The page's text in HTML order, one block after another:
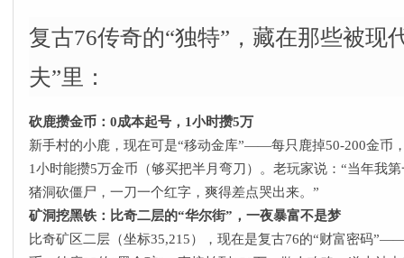
复古76传奇的“独特”，藏在那些被现
夫”里：
砍鹿攒金币：0成本起号，1小时攒5万
新手村的小鹿，现在可是“移动金库”——每只鹿掉50-200金币
1小时能攒5万金币（够买把半月弯刀）。老玩家说：“当年我
猪洞砍僵尸，一刀一个红字，爽得差点哭出来。”
矿洞挖黑铁：比奇二层的“华尔街”，一夜暴富不是梦
比奇矿区二层（坐标35,215），现在是复古76的“财富密码